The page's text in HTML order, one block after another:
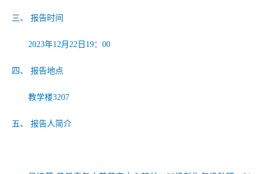
三、 报告时间
2023年12月22日19：00
四、 报告地点
教学楼3207
五、 报告人简介